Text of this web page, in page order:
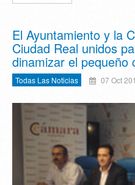
El Ayuntamiento y la
Ciudad Real unidos
dinamizar el pequeño
Todas Las Noticias 07 Oct